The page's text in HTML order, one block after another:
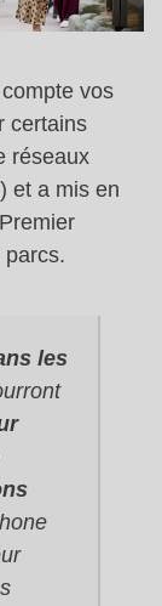
vos
certains
réseaux
et a mis en
les